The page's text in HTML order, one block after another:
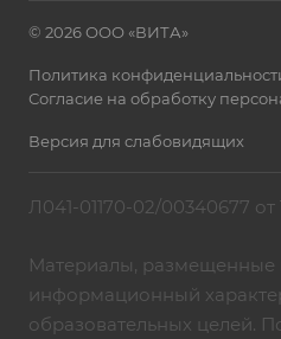
© 2026 ООО «ВИТА»
Политика
Согласие на обработку
Версия для слабовидящих
Л041-01170-02/00340677 от
Материалы, размещенные
информационный
образовательных целей.